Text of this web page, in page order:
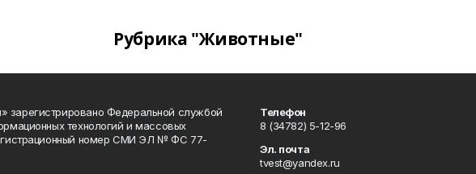
Рубрика "Животные"
зарегистрировано Федеральной службой
технологий и массовых
номер СМИ ЭЛ № ФС 77-
Телефон
8 (34782) 5-12-96
Эл. почта
tvest@yandex.ru